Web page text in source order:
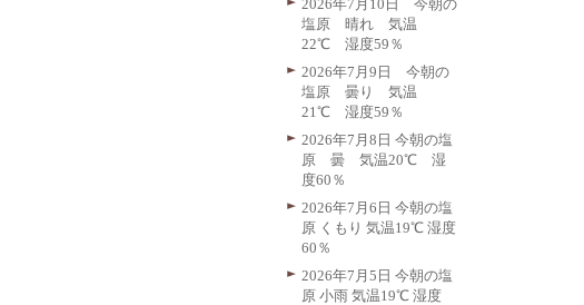
2026年7月10日 今朝の
塩原 晴れ 気温
22℃ 湿度59％
2026年7月9日 今朝の
塩原 曇り 気温
21℃ 湿度59％
2026年7月8日 今朝の塩
原 曇 気温20℃ 湿
度60％
2026年7月6日 今朝の塩
原 くもり 気温19℃ 湿度
60％
2026年7月5日 今朝の塩
原 小雨 気温19℃ 湿度